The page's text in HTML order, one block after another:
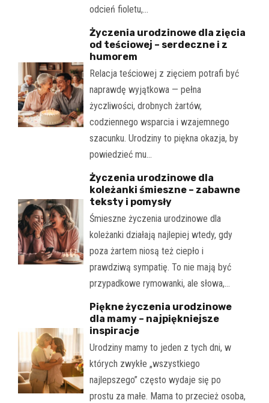
odcień fioletu,…
Życzenia urodzinowe dla zięcia
od teściowej – serdeczne i z
humorem
Relacja teściowej z zięciem potrafi być
naprawdę wyjątkowa — pełna
życzliwości, drobnych żartów,
codziennego wsparcia i wzajemnego
szacunku. Urodziny to piękna okazja, by
powiedzieć mu…
Życzenia urodzinowe dla
koleżanki śmieszne – zabawne
teksty i pomysły
Śmieszne życzenia urodzinowe dla
koleżanki działają najlepiej wtedy, gdy
poza żartem niosą też ciepło i
prawdziwą sympatię. To nie mają być
przypadkowe rymowanki, ale słowa,…
Piękne życzenia urodzinowe
dla mamy – najpiękniejsze
inspiracje
Urodziny mamy to jeden z tych dni, w
których zwykłe „wszystkiego
najlepszego” często wydaje się po
prostu za małe. Mama to przecież osoba,